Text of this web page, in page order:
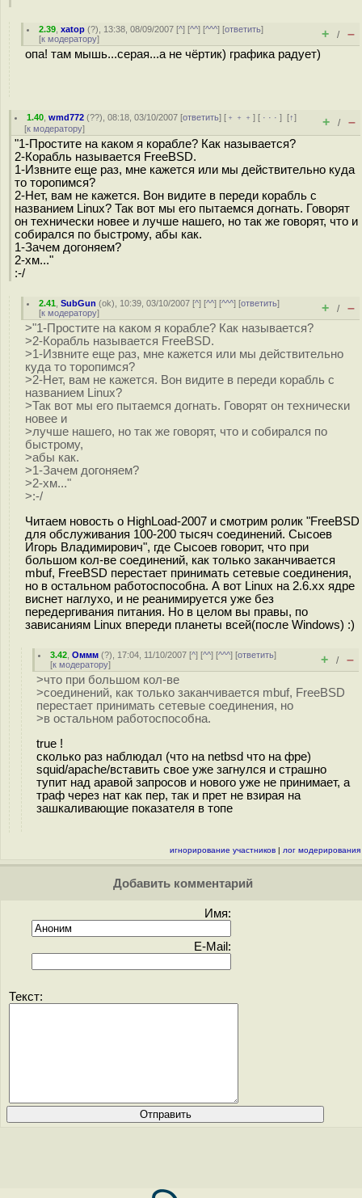
2.39 ,xatop (?), 13:38, 08/09/2007 [^] [^^] [^^^] [ответить]
[к модератору] + / –
опа! там мышь...серая...а не чёртик) графика радует)
1.40 ,wmd772 (??), 08:18, 03/10/2007 [ответить] [ ﹢﹢﹢] [ · · ·][↑]
[к модератору] + / –
"1-Простите на каком я корабле? Как называется?
2-Корабль называется FreeBSD.
1-Извните еще раз, мне кажется или мы действительно куда
то торопимся?
2-Нет, вам не кажется. Вон видите в переди корабль с
названием Linux? Так вот мы его пытаемся догнать. Говорят
он технически новее и лучше нашего, но так же говорят, что и
собирался по быстрому, абы как.
1-Зачем догоняем?
2-хм..."
:-/
2.41 ,SubGun (ok), 10:39, 03/10/2007 [^] [^^] [^^^] [ответить]
[к модератору] + / –
>"1-Простите на каком я корабле? Как называется?
>2-Корабль называется FreeBSD.
>1-Извните еще раз, мне кажется или мы действительно
куда то торопимся?
>2-Нет, вам не кажется. Вон видите в переди корабль с
названием Linux?
>Так вот мы его пытаемся догнать. Говорят он технически
новее и
>лучше нашего, но так же говорят, что и собирался по
быстрому,
>абы как.
>1-Зачем догоняем?
>2-хм..."
>:-/
Читаем новость о HighLoad-2007 и смотрим ролик "FreeBSD
для обслуживания 100-200 тысяч соединений. Сысоев
Игорь Владимирович", где Сысоев говорит, что при
большом кол-ве соединений, как только заканчивается
mbuf, FreeBSD перестает принимать сетевые соединения,
но в остальном работоспособна. А вот Linux на 2.6.xx ядре
виснет наглухо, и не реанимируется уже без
передергивания питания. Но в целом вы правы, по
зависаниям Linux впереди планеты всей(после Windows) :)
3.42 ,Оммм (?), 17:04, 11/10/2007 [^] [^^] [^^^] [ответить]
[к модератору] + / –
>что при большом кол-ве
>соединений, как только заканчивается mbuf, FreeBSD
перестает принимать сетевые соединения, но
>в остальном работоспособна.
true !
сколько раз наблюдал (что на netbsd что на фре)
squid/apache/вставить свое уже загнулся и страшно
тупит над аравой запросов и нового уже не принимает, а
траф через нат как пер, так и прет не взирая на
зашкаливающие показателя в топе
игнорирование участников | лог модерирования
Добавить комментарий
Имя:
E-Mail:
Текст: